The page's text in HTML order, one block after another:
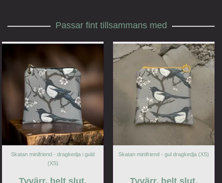
Passar fint tillsammans med
Skatan minifriend - dragkedja i guld
(XS)
Tyvärr, helt slut.
Skatan minifriend - gul dragkedja (XS)
Tyvärr, helt slut.